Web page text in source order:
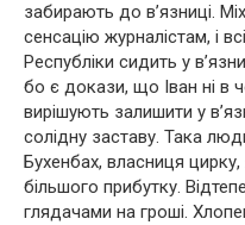
забирають до в’язниці.
сенсацію журналістам, і
Республіки сидить у
бо є докази, що Іван ні в
вирішують залишити у
солідну заставу. Така
Бухенбах, власниця
більшого прибутку.
глядачами на гроші.